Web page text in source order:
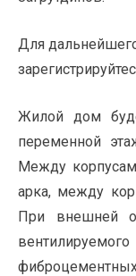
Для
Жилой дом
переменной
Между
арка, между
При внешней